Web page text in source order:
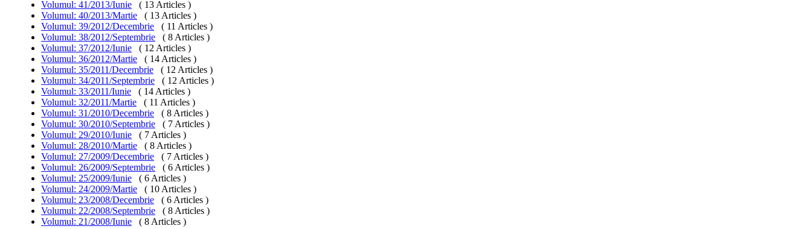
Volumul: 41/2013/Iunie
( 13 Articles )
Volumul: 40/2013/Martie
( 13 Articles )
Volumul: 39/2012/Decembrie
( 11 Articles )
Volumul: 38/2012/Septembrie
( 8 Articles )
Volumul: 37/2012/Iunie
( 12 Articles )
Volumul: 36/2012/Martie
( 14 Articles )
Volumul: 35/2011/Decembrie
( 12 Articles )
Volumul: 34/2011/Septembrie
( 12 Articles )
Volumul: 33/2011/Iunie
( 14 Articles )
Volumul: 32/2011/Martie
( 11 Articles )
Volumul: 31/2010/Decembrie
( 8 Articles )
Volumul: 30/2010/Septembrie
( 7 Articles )
Volumul: 29/2010/Iunie
( 7 Articles )
Volumul: 28/2010/Martie
( 8 Articles )
Volumul: 27/2009/Decembrie
( 7 Articles )
Volumul: 26/2009/Septembrie
( 6 Articles )
Volumul: 25/2009/Iunie
( 6 Articles )
Volumul: 24/2009/Martie
( 10 Articles )
Volumul: 23/2008/Decembrie
( 6 Articles )
Volumul: 22/2008/Septembrie
( 8 Articles )
Volumul: 21/2008/Iunie
( 8 Articles )